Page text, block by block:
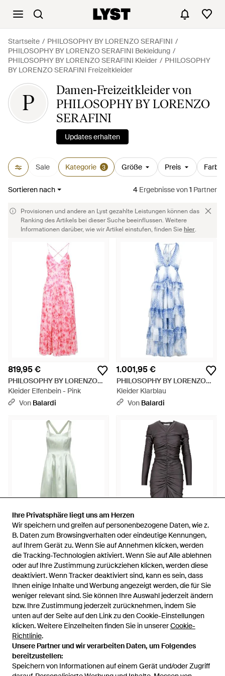
Ihre Privatsphäre liegt uns am Herzen
Wir speichern und greifen auf personenbezogene Daten, wie z.
B. Daten zum Browsingverhalten oder eindeutige Kennungen,
auf Ihrem Gerät zu. Wenn Sie auf Annehmen klicken, werden
die Tracking-Technologien aktiviert. Wenn Sie auf Alle ablehnen
oder auf Ihre Zustimmung zurückziehen klicken, werden diese
deaktiviert. Wenn Tracker deaktiviert sind, kann es sein, dass
Ihnen einige Inhalte und Werbung angezeigt werden, die für Sie
weniger relevant sind. Sie können Ihre Auswahl jederzeit ändern
bzw. Ihre Zustimmung jederzeit zurücknehmen, indem Sie
unten auf der Seite auf den Link zu den Cookie-Einstellungen
klicken. Weitere Einzelheiten finden Sie in unsererCookie-
Richtlinie.
Unsere Partner und wir verarbeiten Daten, um Folgendes
bereitzustellen:
Speichern von Informationen auf einem Gerät und/oder Zugriff
Ihre Privatsphäre liegt uns am Herzen
Wir speichern und greifen auf personenbezogene Daten, wie z.
B. Daten zum Browsingverhalten oder eindeutige Kennungen,
auf Ihrem Gerät zu. Wenn Sie auf Annehmen klicken, werden
die Tracking-Technologien aktiviert. Wenn Sie auf Alle ablehnen
oder auf Ihre Zustimmung zurückziehen klicken, werden diese
deaktiviert. Wenn Tracker deaktiviert sind, kann es sein, dass
Ihnen einige Inhalte und Werbung angezeigt werden, die für Sie
weniger relevant sind. Sie können Ihre Auswahl jederzeit ändern
bzw. Ihre Zustimmung jederzeit zurücknehmen, indem Sie
unten auf der Seite auf den Link zu den Cookie-Einstellungen
klicken. Weitere Einzelheiten finden Sie in unsererCookie-
Richtlinie.
Unsere Partner und wir verarbeiten Daten, um Folgendes
bereitzustellen:
Speichern von Informationen auf einem Gerät und/oder Zugriff
Startseite
PHILOSOPHY BY LORENZO SERAFINI
PHILOSOPHY BY LORENZO SERAFINI Bekleidung
PHILOSOPHY BY LORENZO SERAFINI Kleider
PHILOSOPHY
BY LORENZO SERAFINI Freizeitkleider
P
Damen-Freizeitkleider von
PHILOSOPHY BY LORENZO
SERAFINI
Updates erhalten
Sale Kategorie 3 Größe Preis Farbe
Sortieren nach 4 Ergebnissevon1 Partner
Provisionen und andere an Lyst gezahlte Leistungen können das
Ranking des Artikels bei dieser Suche beeinflussen. Weitere
Informationen darüber, wie wir Artikel einstufen, finden Siehier.
819,95 €
PHILOSOPHY BY LORENZO
SERAFINI
Kleider Elfenbein - Pink
Von Balardi
1.001,95 €
PHILOSOPHY BY LORENZO
SERAFINI
Kleider Klarblau
Von Balardi
1.121,95 €
PHILOSOPHY BY LORENZO
SERAFINI
Philosophie von Lorenzo
Serafini Kleider grün
VonBalardi
472,95 €
PHILOSOPHY BY LORENZO
SERAFINI
Philosophie von Lorenzo
Serafini -Kleidern - Schwarz
Von Balardi